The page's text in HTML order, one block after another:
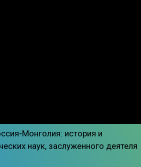
Монголия: история и
наук, заслуженного деятеля